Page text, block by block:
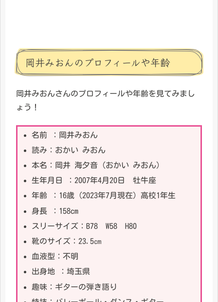
岡井みおんのプロフィールや年齢
岡井みおんさんのプロフィールや年齢を見てみまし
ょう！
名前 ：岡井みおん
読み：おかい みおん
本名：岡井 海夕音（おかい みおん）
生年月日 ：2007年4月20日 牡牛座
年齢 ：16歳（2023年7月現在）高校1年生
身長 ：158cm
スリーサイズ：B78 W58 H80
靴のサイズ：23.5㎝
血液型：不明
出身地 ：埼玉県
趣味：ギターの弾き語り